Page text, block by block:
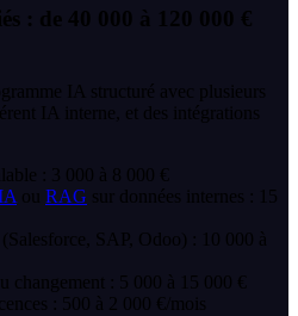
: de 40 000 à 120 000 €
IA structuré avec plusieurs
IA interne, et des intégrations
: 3 000 à 8 000 €
ou RAG sur données internes : 15
SAP, Odoo) : 10 000 à
changement : 5 000 à 15 000 €
: 500 à 2 000 €/mois